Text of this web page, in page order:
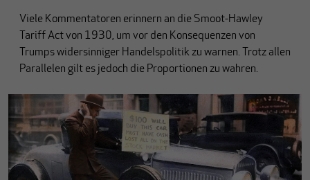
Viele Kommentatoren erinnern an die Smoot-Hawley
Tariff Act von 1930, um vor den Konsequenzen von
Trumps widersinniger Handelspolitik zu warnen. Trotz allen
Parallelen gilt es jedoch die Proportionen zu wahren.